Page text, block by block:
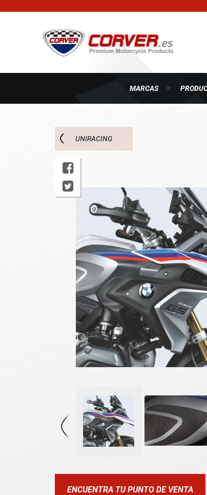
MARCAS
UNIRACING
ENCUENTRA TU PUNTO DE VENTA